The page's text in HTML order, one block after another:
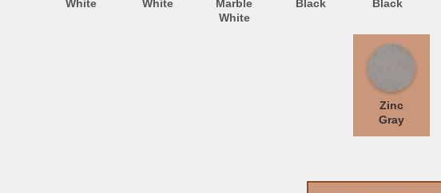
White
White
Marble
White
Black
Black
Zinc
Gray